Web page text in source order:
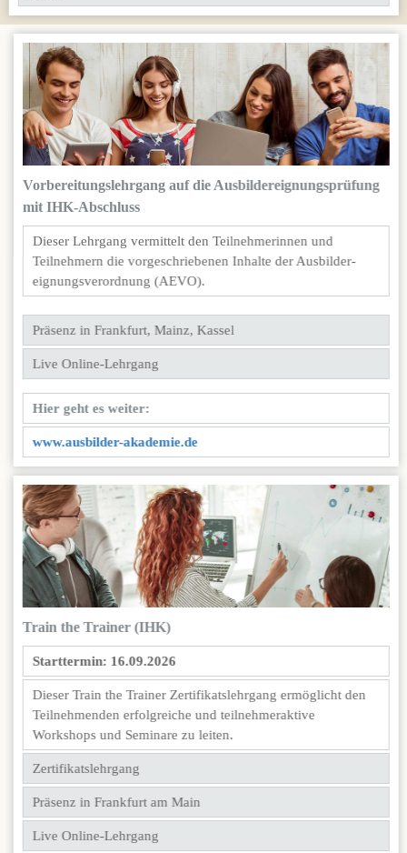
Vorbereitungslehrgang auf die Ausbilder­eignungs­prüfung
mit IHK-Abschluss
Dieser Lehrgang vermittelt den Teilnehmerinnen und
Teilnehmern die vorgeschriebenen Inhalte der Ausbilder­
eignungs­verordnung (AEVO).
Präsenz in Frankfurt, Mainz, Kassel
Live Online-Lehrgang
Hier geht es weiter:
www.ausbilder-akademie.de
Train the Trainer (IHK)
Starttermin: 16.09.2026
Dieser Train the Trainer Zertifikatslehrgang ermöglicht den
Teilnehmenden erfolgreiche und teilnehmeraktive
Workshops und Seminare zu leiten.
Zertifikatslehrgang
Präsenz in Frankfurt am Main
Live Online-Lehrgang